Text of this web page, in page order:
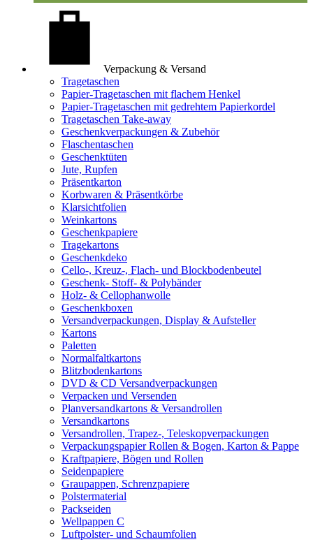
Verpackung & Versand
Tragetaschen
Papier-Tragetaschen mit flachem Henkel
Papier-Tragetaschen mit gedrehtem Papierkordel
Tragetaschen Take-away
Geschenkverpackungen & Zubehör
Flaschentaschen
Geschenktüten
Jute, Rupfen
Präsentkarton
Korbwaren & Präsentkörbe
Klarsichtfolien
Weinkartons
Geschenkpapiere
Tragekartons
Geschenkdeko
Cello-, Kreuz-, Flach- und Blockbodenbeutel
Geschenk- Stoff- & Polybänder
Holz- & Cellophanwolle
Geschenkboxen
Versandverpackungen, Display & Aufsteller
Kartons
Paletten
Normalfaltkartons
Blitzbodenkartons
DVD & CD Versandverpackungen
Verpacken und Versenden
Planversandkartons & Versandrollen
Versandkartons
Versandrollen, Trapez-, Teleskopverpackungen
Verpackungspapier Rollen & Bogen, Karton & Pappe
Kraftpapiere, Bögen und Rollen
Seidenpapiere
Graupappen, Schrenzpapiere
Polstermaterial
Packseiden
Wellpappen C
Luftpolster- und Schaumfolien